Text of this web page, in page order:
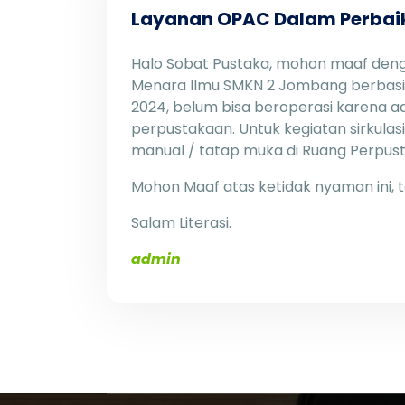
Layanan OPAC Dalam
Halo Sobat Pustaka, mohon maaf
Menara Ilmu SMKN 2 Jombang
2024, belum bisa beroperasi karena
perpustakaan. Untuk kegiatan
manual / tatap muka di Ruang
Mohon Maaf atas ketidak nyaman
Salam Literasi.
admin